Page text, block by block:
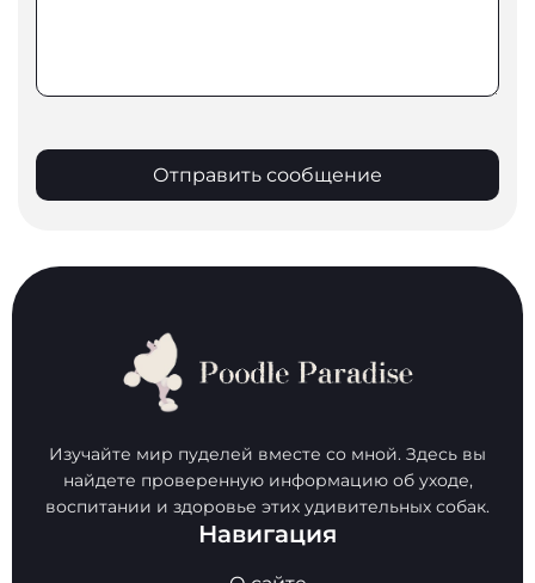
Отправить сообщение
Изучайте мир пуделей вместе со мной. Здесь вы
найдете проверенную информацию об уходе,
воспитании и здоровье этих удивительных собак.
Навигация